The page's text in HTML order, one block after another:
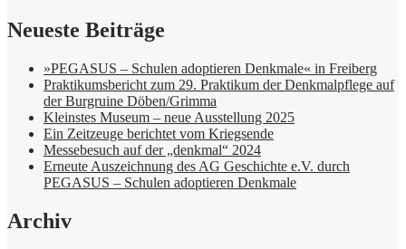
Neueste Beiträge
»PEGASUS – Schulen adoptieren Denkmale« in Freiberg
Praktikumsbericht zum 29. Praktikum der Denkmalpflege auf
der Burgruine Döben/Grimma
Kleinstes Museum – neue Ausstellung 2025
Ein Zeitzeuge berichtet vom Kriegsende
Messebesuch auf der „denkmal“ 2024
Erneute Auszeichnung des AG Geschichte e.V. durch
PEGASUS – Schulen adoptieren Denkmale
Archiv